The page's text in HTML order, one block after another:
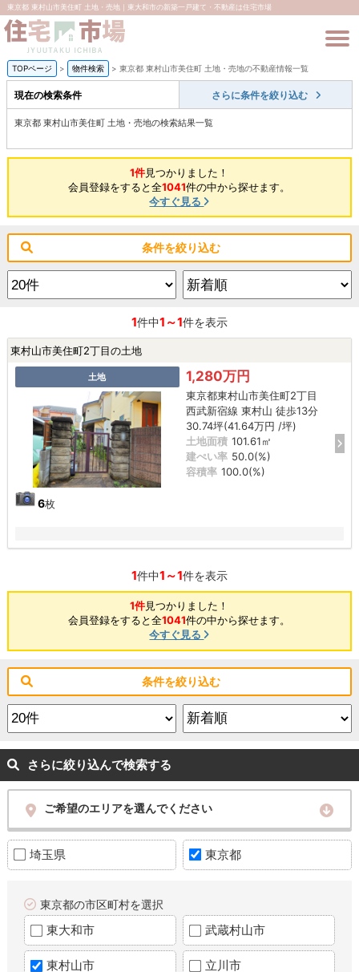
東京都 東村山市美住町 土地・売地｜東大和市の新築一戸建て・不動産は住宅市場
TOPページ > 物件検索 > 東京都 東村山市美住町 土地・売地の不動産情報一覧
現在の検索条件 さらに条件を絞り込む
東京都 東村山市美住町 土地・売地の検索結果一覧
1件見つかりました！
会員登録をすると全1041件の中から探せます。
今すぐ見る
条件を絞り込む
1件中1～1件を表示
東村山市美住町2丁目の土地
土地
6枚
1,280万円
東京都東村山市美住町2丁目
西武新宿線 東村山 徒歩13分
30.74坪(41.64万円 /坪)
土地面積 101.61㎡
建ぺい率 50.0(%)
容積率 100.0(%)
1件中1～1件を表示
1件見つかりました！
会員登録をすると全1041件の中から探せます。
今すぐ見る
条件を絞り込む
さらに絞り込んで検索する
ご希望のエリアを選んでください
埼玉県 東京都
東京都の市区町村を選択
東大和市 武蔵村山市
東村山市 立川市